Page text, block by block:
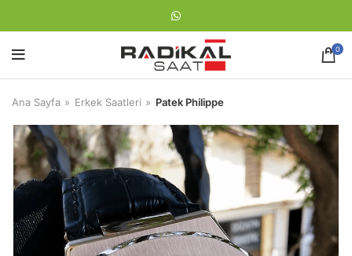
0
Ana Sayfa Erkek Saatleri Patek Philippe